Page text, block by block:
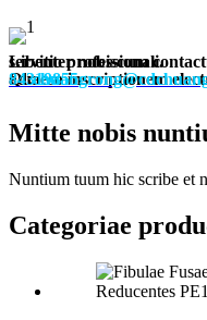
Libenter nobiscum contactum facias de productis singulis et servitio professionali.
Quaeso inscriptionem electronicam mitte ad:
+ 86-28-84319855
Mitte nobis
Nuntium tuum hic scribe et
Categoriae